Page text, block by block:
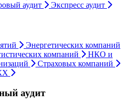
аудит Экспресс аудит
Энергетических компаний
компаний
НКО и
Страховых компаний
аудит